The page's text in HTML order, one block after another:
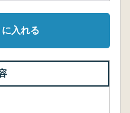
に入れる